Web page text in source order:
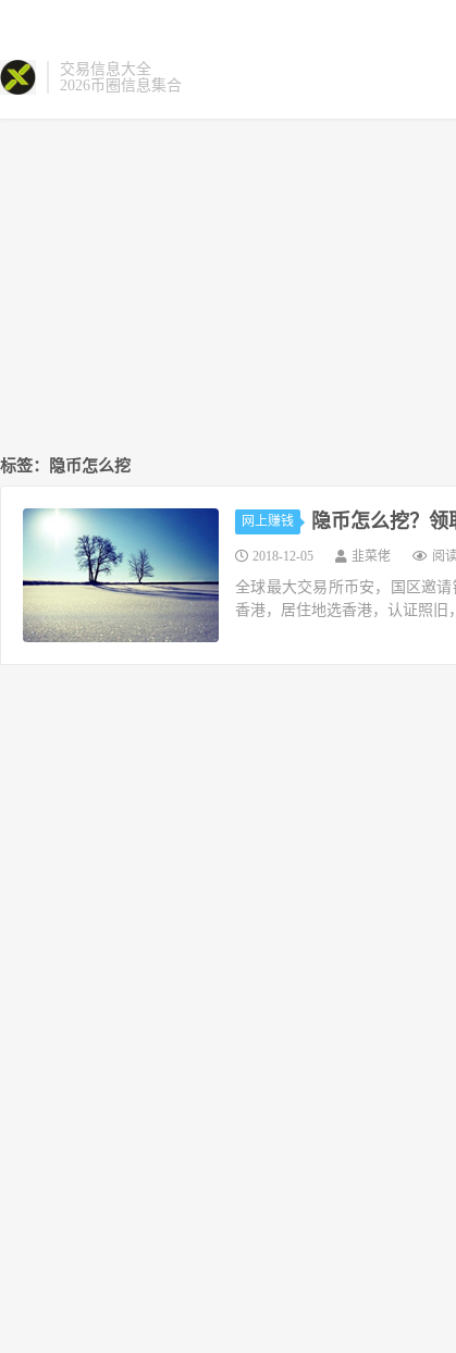
交易信息大全
2026币圈信息集合
标签：隐币怎么挖
网上赚钱 隐币怎么挖？
2018-12-05 韭菜佬 阅
全球最大交易所币安，国区邀请
香港，居住地选香港，认证照旧